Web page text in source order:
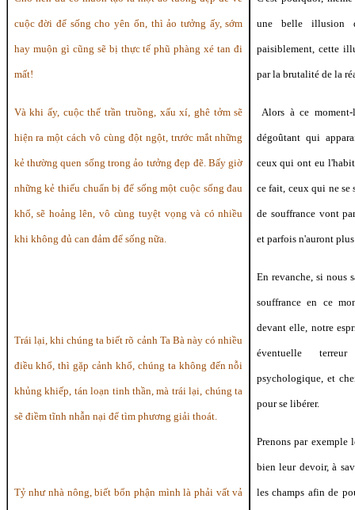
cuộc đời để sống cho yên ổn, thì ảo tưởng ấy, sớm
hay muộn gì cũng sẽ bị thực tế phũ phàng xé tan đi
mất!
Và khi ấy, cuộc thế trần truồng, xấu xí, ghê tởm sẽ
hiện ra một cách vô cùng đột ngột, trước mắt những
kẻ thường quen sống trong ảo tưởng đẹp đẽ. Bấy giờ
những kẻ thiếu chuẩn bị để sống một cuộc sống đau
khổ, sẽ hoảng lên, vô cùng tuyệt vọng và có nhiều
khi không đủ can đảm để sống nữa.
Trái lại, khi chúng ta biết rõ cảnh Ta Bà này có nhiều
điều khổ, thì gặp cảnh khổ, chúng ta không đến nỗi
khủng khiếp, tán loạn tinh thần, mà trái lại, chúng ta
sẽ điềm tĩnh nhẫn nại để tìm phương giải thoát.
Tỷ như nhà nông, biết bổn phận mình là phải vất vả
une belle
paisiblement, cette
par la brutalité de la
Alors à ce
dégoûtant qui
ceux qui ont eu
ce fait, ceux qui ne se
de souffrance vont
et parfois n'auront
En revanche, si nous
souffrance en ce
devant elle, notre
éventuelle
psychologique, et
pour se libérer.
Prenons par exemple
bien leur devoir, à
les champs afin de